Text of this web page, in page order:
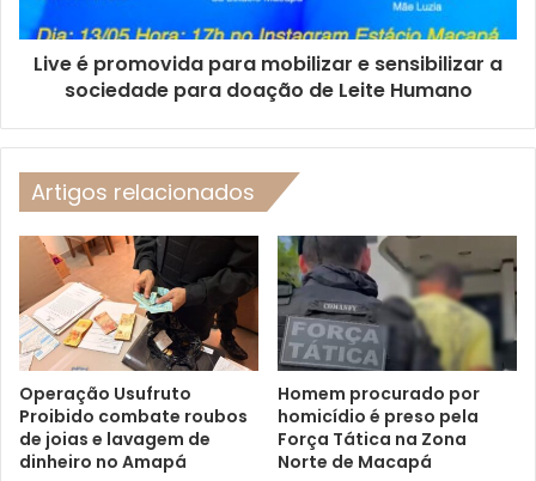
Live é promovida para mobilizar e sensibilizar a
sociedade para doação de Leite Humano
Artigos relacionados
Operação Usufruto
Proibido combate roubos
de joias e lavagem de
dinheiro no Amapá
Homem procurado por
homicídio é preso pela
Força Tática na Zona
Norte de Macapá